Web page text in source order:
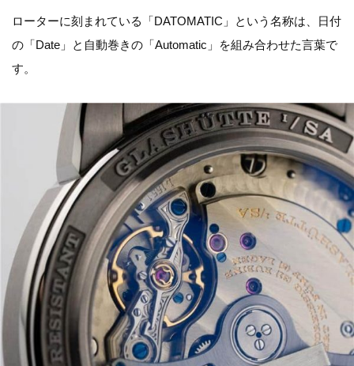
ローターに刻まれている「DATOMATIC」という名称は、日付
の「Date」と自動巻きの「Automatic」を組み合わせた言葉で
す。